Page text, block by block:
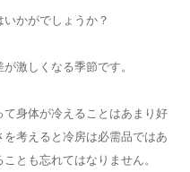
かがでしょうか？
激しくなる季節です。
身体が冷えることはあまり好
考えると冷房は必需品ではあ
とも忘れてはなりません。